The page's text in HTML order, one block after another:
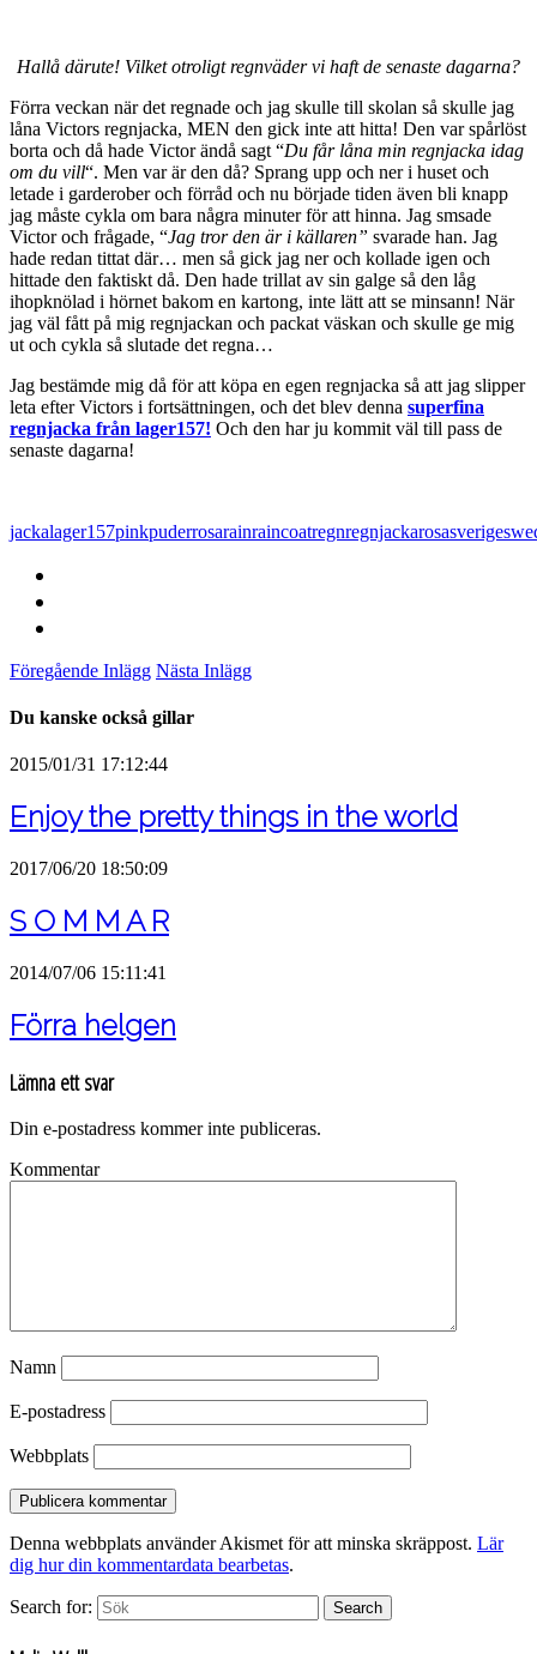
Hallå därute! Vilket otroligt regnväder vi haft de senaste dagarna?
Förra veckan när det regnade och jag skulle till skolan så skulle jag
låna Victors regnjacka, MEN den gick inte att hitta! Den var spårlöst
borta och då hade Victor ändå sagt “Du får låna min regnjacka idag
om du vill“. Men var är den då? Sprang upp och ner i huset och
letade i garderober och förråd och nu började tiden även bli knapp
jag måste cykla om bara några minuter för att hinna. Jag smsade
Victor och frågade, “Jag tror den är i källaren” svarade han. Jag
hade redan tittat där… men så gick jag ner och kollade igen och
hittade den faktiskt då. Den hade trillat av sin galge så den låg
ihopknölad i hörnet bakom en kartong, inte lätt att se minsann! När
jag väl fått på mig regnjackan och packat väskan och skulle ge mig
ut och cykla så slutade det regna…
Jag bestämde mig då för att köpa en egen regnjacka så att jag slipper
leta efter Victors i fortsättningen, och det blev denna superfina
regnjacka från lager157! Och den har ju kommit väl till pass de
senaste dagarna!
jackalager157pinkpuderrosarainraincoatregnregnjackarosasverige
Föregående Inlägg Nästa Inlägg
Du kanske också gillar
2015/01/31 17:12:44
Enjoy the pretty things in the world
2017/06/20 18:50:09
S O M M A R
2014/07/06 15:11:41
Förra helgen
Lämna ett svar
Din e-postadress kommer inte publiceras.
Kommentar
Namn
E-postadress
Webbplats
Denna webbplats använder Akismet för att minska skräppost. Lär
dig hur din kommentardata bearbetas.
Search for: Search